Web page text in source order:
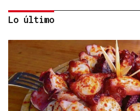
Lo último